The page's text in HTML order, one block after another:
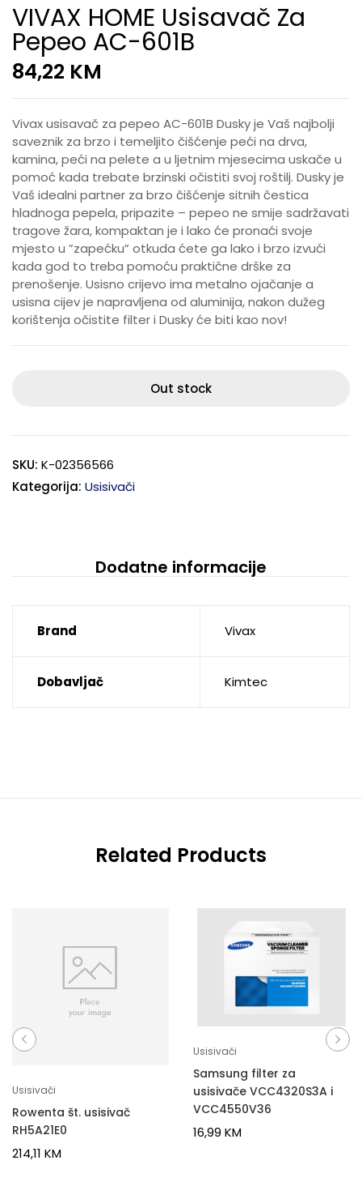
VIVAX HOME Usisavač Za
Pepeo AC-601B
84,22 KM
Vivax usisavač za pepeo AC-601B Dusky je Vaš najbolji
saveznik za brzo i temeljito čišćenje peći na drva,
kamina, peći na pelete a u ljetnim mjesecima uskače u
pomoć kada trebate brzinski očistiti svoj roštilj. Dusky je
Vaš idealni partner za brzo čišćenje sitnih čestica
hladnoga pepela, pripazite – pepeo ne smije sadržavati
tragove žara, kompaktan je i lako će pronaći svoje
mjesto u ”zapećku” otkuda ćete ga lako i brzo izvući
kada god to treba pomoću praktične drške za
prenošenje. Usisno crijevo ima metalno ojačanje a
usisna cijev je napravljena od aluminija, nakon dužeg
korištenja očistite filter i Dusky će biti kao nov!
Out stock
SKU: K-02356566
Kategorija: Usisivači
Dodatne informacije
Brand Vivax
Dobavljač Kimtec
Related Products
Usisivači
Rowenta št. usisivač
RH5A21E0
214,11 KM
Usisivači
Samsung filter za
usisivače VCC4320S3A i
VCC4550V36
16,99 KM